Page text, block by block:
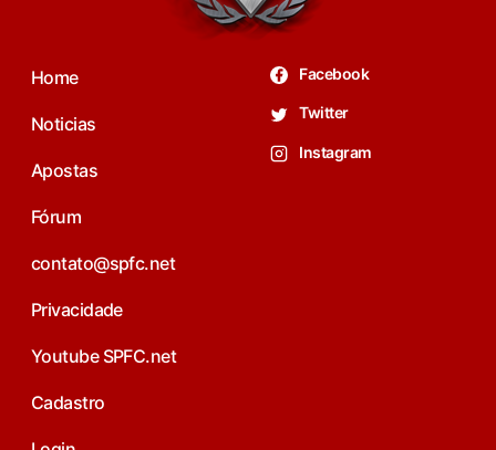
Home
Noticias
Apostas
Fórum
contato@spfc.net
Privacidade
Youtube SPFC.net
Cadastro
Facebook
Twitter
Instagram